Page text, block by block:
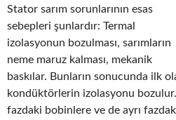
Stator sarım sorunlarının esas
sebepleri şunlardır: Termal
izolasyonun bozulması, sarımların
neme maruz kalması, mekanik
baskılar. Bunların sonucunda ilk
kondüktörlerin izolasyonu
fazdaki bobinlere ve de ayrı